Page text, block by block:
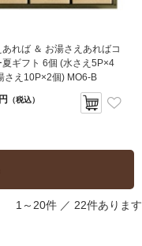
れば ＆ お湯さえあればコ
夏ギフト 6個 (水さえ5P×4
さえ10P×2個) MO6-B
（税込）
1～20件 ／ 22件あります